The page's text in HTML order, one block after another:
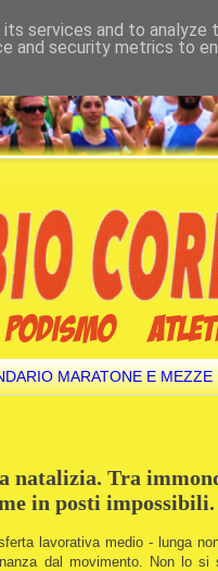
MARATONE E MEZZE
natalizia. Tra
in posti impossibili.
lavorativa medio - lunga
dal movimento.
Non lo si
services and to analyze
and security metrics to